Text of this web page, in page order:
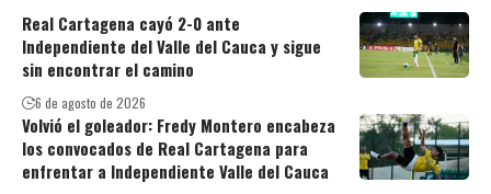
Real Cartagena cayó 2-0 ante
Independiente del Valle del Cauca y sigue
sin encontrar el camino
6 de agosto de 2026
Volvió el goleador: Fredy Montero encabeza
los convocados de Real Cartagena para
enfrentar a Independiente Valle del Cauca